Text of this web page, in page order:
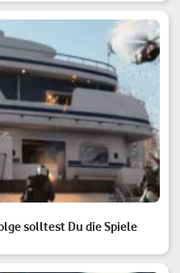
solltest Du die Spiele